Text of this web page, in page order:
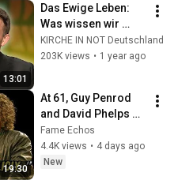
13:01
Das Ewige Leben:
Was wissen wir
darüber? | Prof. DDr.
Ralph Weimann
KIRCHE IN NOT Deutschland
203K views • 1 year ago
19:30
At 61, Guy Penrod
and David Phelps
Finally Address
Each Other — What
They Said Stun the
Fame Echos
4.4K views • 4 days ago
New